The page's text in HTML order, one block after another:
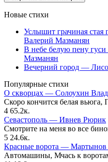
Новые стихи
Услышит грачиная стая
Валерий Мазманян
В небе белую пену
Мазманян
Вечерний город —
Популярные стихи
О скворцах — Солоухин
Скоро кончится белая вьюга,
4 65.2к.
Севастополь — Ивнев Рюрик
Смотрите на меня во все
5 24.6к.
Красные ворота —
Автомашины, Мчась к